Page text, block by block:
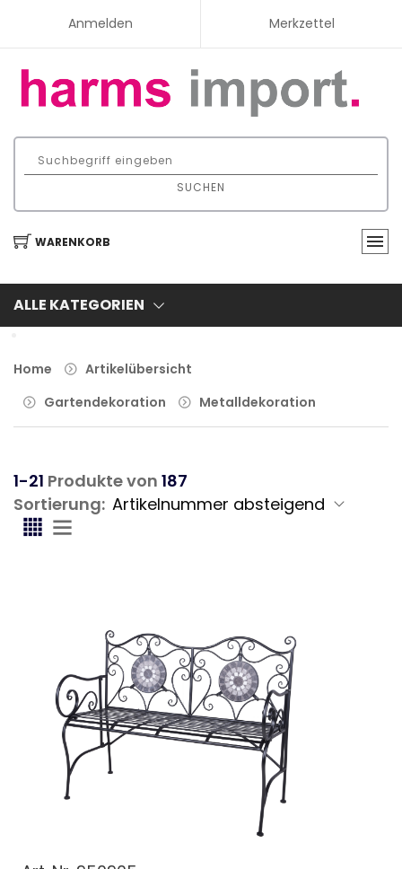
Anmelden Merkzettel
SUCHEN
WARENKORB
ALLE KATEGORIEN
Home
Artikelübersicht
Gartendekoration
Metalldekoration
1-21 Produkte von 187
Sortierung: